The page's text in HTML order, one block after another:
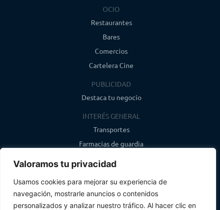
Valoramos tu privacidad
Usamos cookies para mejorar su experiencia de
navegación, mostrarle anuncios o contenidos
personalizados y analizar nuestro tráfico. Al hacer clic en
OCIO
Restaurantes
Bares
Comercios
Cartelera Cine
PUBLICIDAD
Destaca tu negocio
INTERÉS GENERAL
Transportes
Farmacias de guardia
CONTACTO
info@infosegovia.com